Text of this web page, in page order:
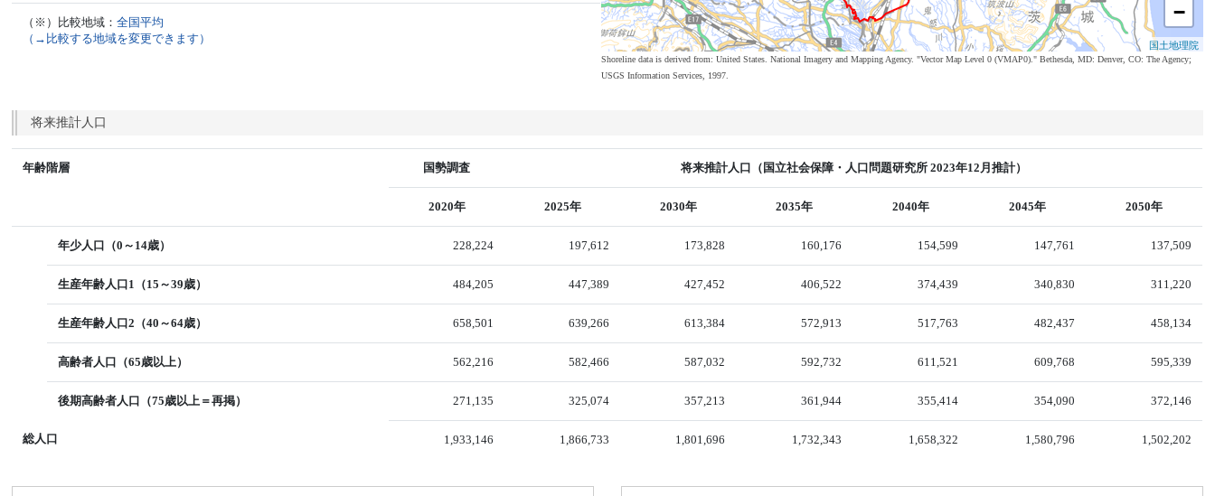
（※）比較地域：全国平均
（→比較する地域を変更できます）
−
国土地理院
Shoreline data is derived from: United States. National Imagery and Mapping Agency. "Vector Map Level 0 (VMAP0)." Bethesda, MD: Denver, CO: The Agency;
USGS Information Services, 1997.
将来推計人口
年齢階層 国勢調査 将来推計人口（国立社会保障・人口問題研究所 2023年12月推計）
2020年 2025年 2030年 2035年 2040年 2045年 2050年
年少人口（0～14歳） 228,224 197,612 173,828 160,176 154,599 147,761 137,509
生産年齢人口1（15～39歳） 484,205 447,389 427,452 406,522 374,439 340,830 311,220
生産年齢人口2（40～64歳） 658,501 639,266 613,384 572,913 517,763 482,437 458,134
高齢者人口（65歳以上） 562,216 582,466 587,032 592,732 611,521 609,768 595,339
後期高齢者人口（75歳以上＝再掲） 271,135 325,074 357,213 361,944 355,414 354,090 372,146
総人口 1,933,146 1,866,733 1,801,696 1,732,343 1,658,322 1,580,796 1,502,202